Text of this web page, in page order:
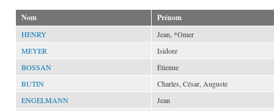
Nom Prénom
HENRY
Jean, *Omer
MEYER
Isidore
BOSSAN
Étienne
BUTIN
Charles, César, Auguste
ENGELMANN
Jean